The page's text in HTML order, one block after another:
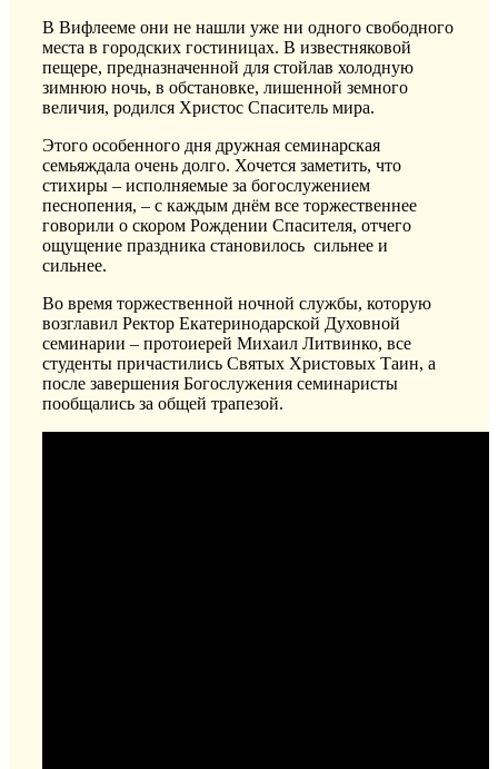
В Вифлееме они не нашли уже ни одного свободного
места в городских гостиницах. В известняковой
пещере, предназначенной для стойлав холодную
зимнюю ночь, в обстановке, лишенной земного
величия, родился Христос Спаситель мира.
Этого особенного дня дружная семинарская
семьяждала очень долго. Хочется заметить, что
стихиры – исполняемые за богослужением
песнопения, – с каждым днём все торжественнее
говорили о скором Рождении Спасителя, отчего
ощущение праздника становилось сильнее и
сильнее.
Во время торжественной ночной службы, которую
возглавил Ректор Екатеринодарской Духовной
семинарии – протоиерей Михаил Литвинко, все
студенты причастились Святых Христовых Таин, а
после завершения Богослужения семинаристы
пообщались за общей трапезой.